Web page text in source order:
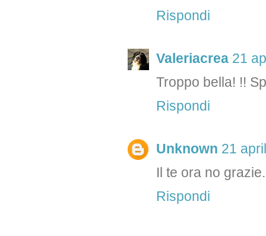
Rispondi
Valeriacrea 21
Troppo bella! !!
Rispondi
Unknown 21
Il te ora no
Rispondi